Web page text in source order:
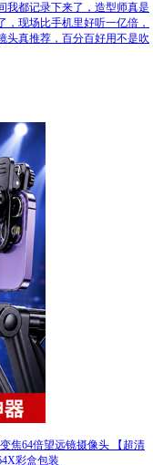
我都记录下来了，造型师真是
现场比手机里好听一亿倍，
头真推荐，百分百好用不是吹
焦64倍望远镜摄像头 【超清
彩盒包装